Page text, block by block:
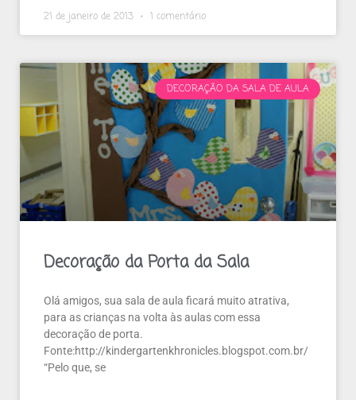
21 de janeiro de 2013 1 comentário
DECORAÇÃO DA SALA DE AULA
Decoração da Porta da Sala
Olá amigos, sua sala de aula ficará muito atrativa,
para as crianças na volta às aulas com essa
decoração de porta.
Fonte:http://kindergartenkhronicles.blogspot.com.br/
“Pelo que, se